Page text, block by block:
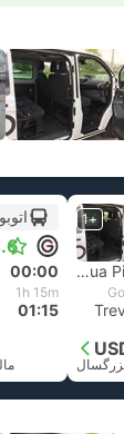
+1
Padua Piazzo Prato della Valle
00:00
1h 15m
01:15